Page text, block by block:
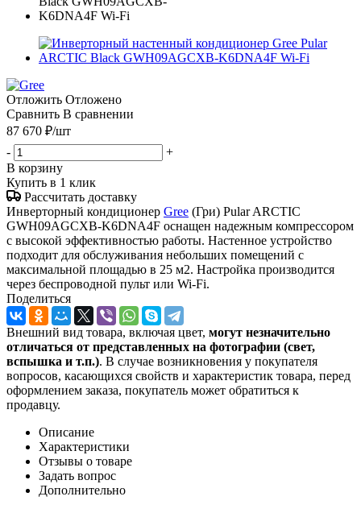
Отложить Отложено
Сравнить В сравнении
87 670 ₽/шт
-
+
В корзину
Купить в 1 клик
Рассчитать доставку
Инверторный кондиционер Gree (Гри) Pular ARCTIC
GWH09AGCXB-K6DNA4F оснащен надежным компрессором
с высокой эффективностью работы. Настенное устройство
подходит для обслуживания небольших помещений с
максимальной площадью в 25 м2. Настройка производится
через беспроводной пульт или Wi-Fi.
Поделиться
Внешний вид товара, включая цвет, могут незначительно
отличаться от представленных на фотографии (свет,
вспышка и т.п.). В случае возникновения у покупателя
вопросов, касающихся свойств и характеристик товара, перед
оформлением заказа, покупатель может обратиться к
продавцу.
Описание
Характеристики
Отзывы о товаре
Задать вопрос
Дополнительно